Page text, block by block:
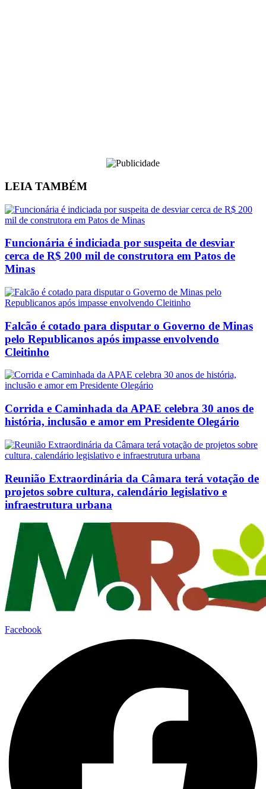
LEIA TAMBÉM
Funcionária é indiciada por suspeita de desviar
cerca de R$ 200 mil de construtora em Patos de
Minas
Falcão é cotado para disputar o Governo de Minas
pelo Republicanos após impasse envolvendo
Cleitinho
Corrida e Caminhada da APAE celebra 30 anos de
história, inclusão e amor em Presidente Olegário
Reunião Extraordinária da Câmara terá votação de
projetos sobre cultura, calendário legislativo e
infraestrutura urbana
Facebook